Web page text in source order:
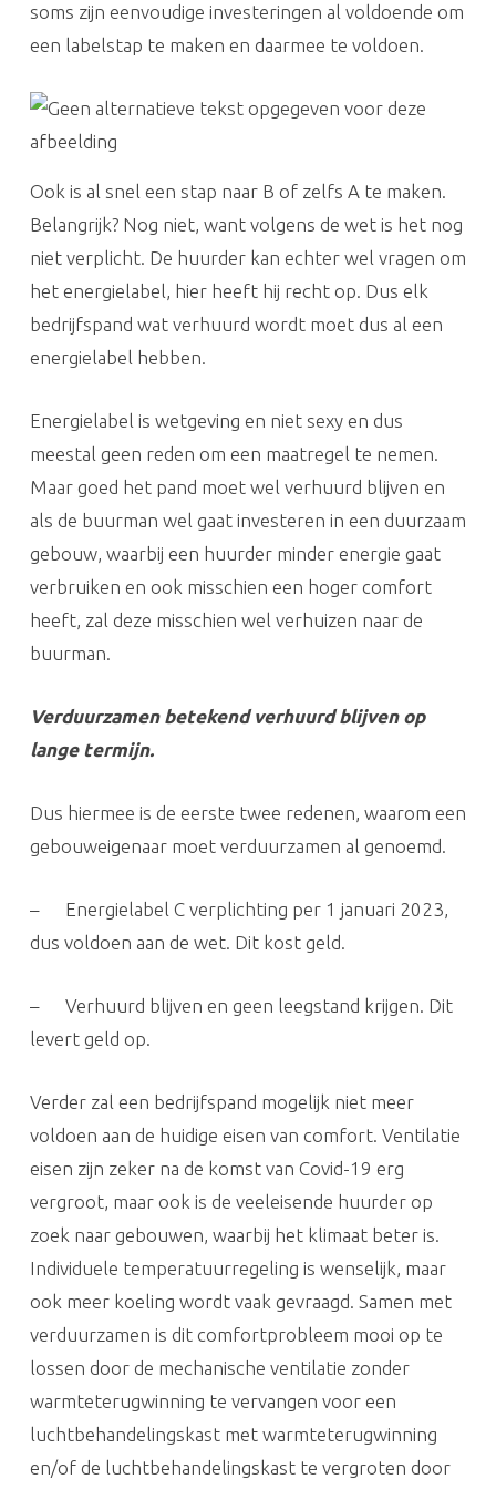
soms zijn eenvoudige investeringen al voldoende om
een labelstap te maken en daarmee te voldoen.
Ook is al snel een stap naar B of zelfs A te maken.
Belangrijk? Nog niet, want volgens de wet is het nog
niet verplicht. De huurder kan echter wel vragen om
het energielabel, hier heeft hij recht op. Dus elk
bedrijfspand wat verhuurd wordt moet dus al een
energielabel hebben.
Energielabel is wetgeving en niet sexy en dus
meestal geen reden om een maatregel te nemen.
Maar goed het pand moet wel verhuurd blijven en
als de buurman wel gaat investeren in een duurzaam
gebouw, waarbij een huurder minder energie gaat
verbruiken en ook misschien een hoger comfort
heeft, zal deze misschien wel verhuizen naar de
buurman.
Verduurzamen betekend verhuurd blijven op
lange termijn.
Dus hiermee is de eerste twee redenen, waarom een
gebouweigenaar moet verduurzamen al genoemd.
– Energielabel C verplichting per 1 januari 2023,
dus voldoen aan de wet. Dit kost geld.
– Verhuurd blijven en geen leegstand krijgen. Dit
levert geld op.
Verder zal een bedrijfspand mogelijk niet meer
voldoen aan de huidige eisen van comfort. Ventilatie
eisen zijn zeker na de komst van Covid-19 erg
vergroot, maar ook is de veeleisende huurder op
zoek naar gebouwen, waarbij het klimaat beter is.
Individuele temperatuurregeling is wenselijk, maar
ook meer koeling wordt vaak gevraagd. Samen met
verduurzamen is dit comfortprobleem mooi op te
lossen door de mechanische ventilatie zonder
warmteterugwinning te vervangen voor een
luchtbehandelingskast met warmteterugwinning
en/of de luchtbehandelingskast te vergroten door